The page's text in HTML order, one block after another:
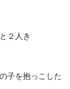
２人き
子を抱っこした